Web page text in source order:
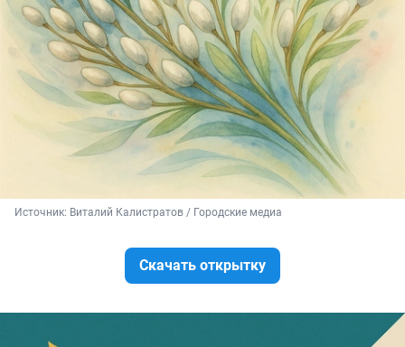
Источник: Виталий Калистратов / Городские медиа
Скачать открытку